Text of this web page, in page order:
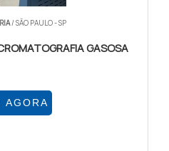
/ SÃO PAULO - SP
GASOSA
AGORA